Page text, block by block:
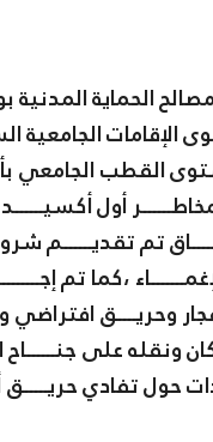
الحماية
القطب الجامعي
تم تقديــــــم
،كما تم
وحريــــق
ونقله على
حول تفادي